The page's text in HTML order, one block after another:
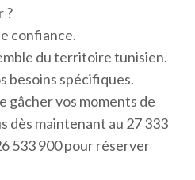
?
confiance.
du territoire tunisien.
besoins spécifiques.
gâcher vos moments de
dès maintenant au 27 333
533 900 pour réserver